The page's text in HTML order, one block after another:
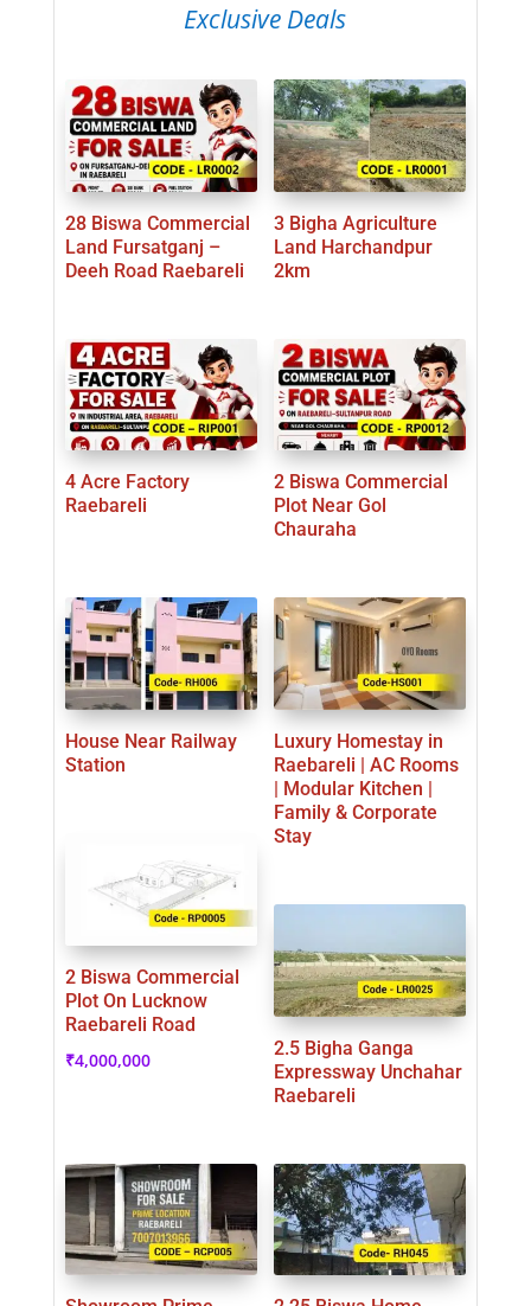
Exclusive Deals
28 Biswa Commercial
Land Fursatganj –
Deeh Road Raebareli
3 Bigha Agriculture
Land Harchandpur
2km
4 Acre Factory
Raebareli
2 Biswa Commercial
Plot Near Gol
Chauraha
House Near Railway
Station
Luxury Homestay in
Raebareli | AC Rooms
| Modular Kitchen |
Family & Corporate
Stay
2 Biswa Commercial
Plot On Lucknow
Raebareli Road
₹4,000,000
2.5 Bigha Ganga
Expressway Unchahar
Raebareli